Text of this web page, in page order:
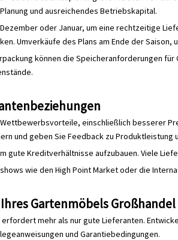
und ausreichendes Betriebskapital.
oder Januar, um eine rechtzeitige
Umverkäufe des Plans am Ende der
können die Speicheranforderungen
einschließlich besserer
und geben Sie Feedback zu Produktleistung
gute Kreditverhältnisse aufzubauen. Viele
wie den High Point Market oder die
Gartenmöbels Großhandel
mehr als nur gute Lieferanten.
und Garantiebedingungen.